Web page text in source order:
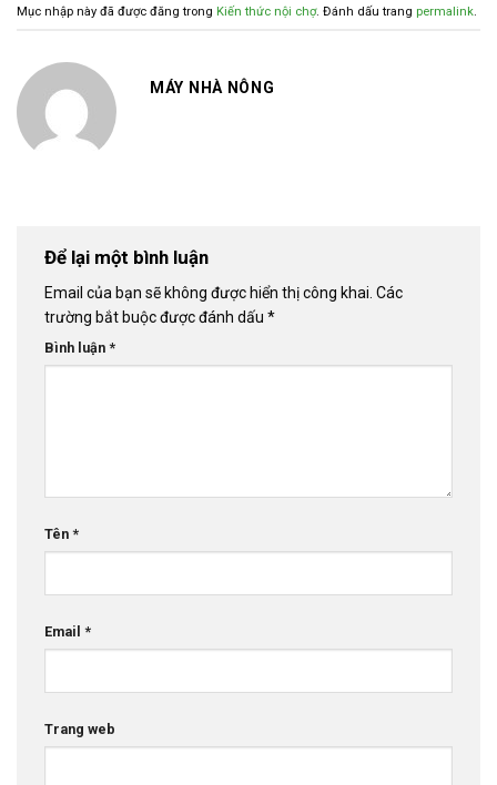
Mục nhập này đã được đăng trong Kiến thức nội chợ. Đánh dấu trang permalink.
MÁY NHÀ NÔNG
Để lại một bình luận
Email của bạn sẽ không được hiển thị công khai. Các
trường bắt buộc được đánh dấu *
Bình luận *
Tên *
Email *
Trang web